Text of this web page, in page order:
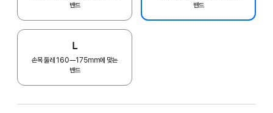
밴드
밴드
L
손목 둘레 160—175mm에 맞는
밴드